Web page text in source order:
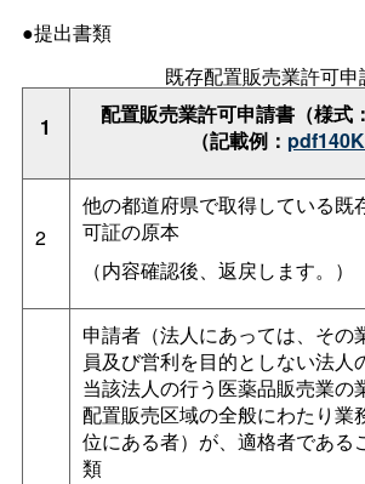
●提出書類
既存配置販売業許可申
1
配置販売業許可申請書（様式
（記載例：
2
他の都道府県で取得している既
可証の原本
（内容確認後、返戻します。）
申請者（法人にあっては、その
員及び営利を目的としない法人
当該法人の行う医薬品販売業の
配置販売区域の全般にわたり業
位にある者）が、適格者である
類